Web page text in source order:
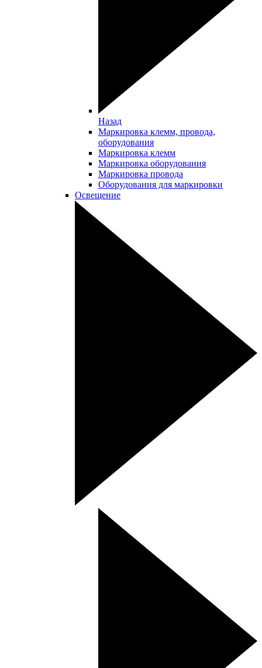
Назад
Маркировка клемм, провода,
оборудования
Маркировка клемм
Маркировка оборудования
Маркировка провода
Оборудования для маркировки
Освещение